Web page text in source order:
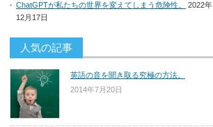
ChatGPTが私たちの世界を変えてしまう危険性。
2022年
12月17日
人気の記事
英語の音を聞き取る究極の方法。
2014年7月20日